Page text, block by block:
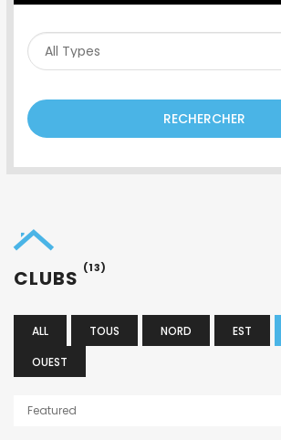
RECHERCHER
CLUBS (13)
ALL TOUS NORD EST
OUEST
Featured